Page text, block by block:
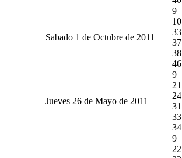
Sabado 1 de Octubre de 2011
9
10
33
37
38
46
Jueves 26 de Mayo de 2011
9
21
24
31
33
34
9
22